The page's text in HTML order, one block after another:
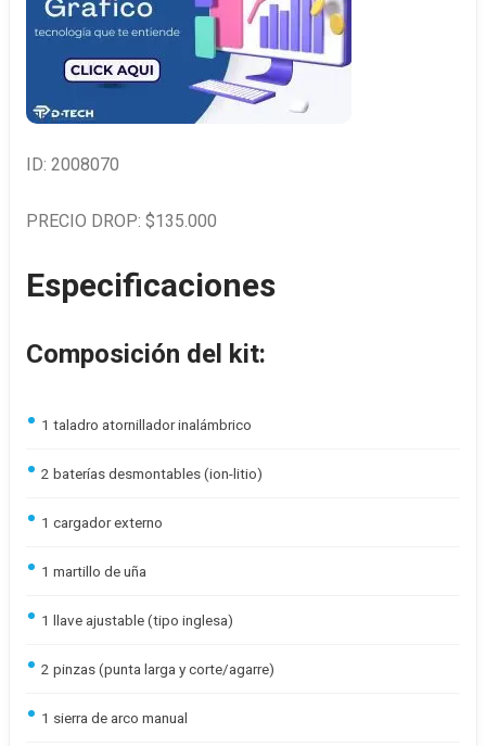
ID: 2008070
PRECIO DROP: $135.000
Especificaciones
Composición del kit:
1 taladro atornillador inalámbrico
2 baterías desmontables (ion-litio)
1 cargador externo
1 martillo de uña
1 llave ajustable (tipo inglesa)
2 pinzas (punta larga y corte/agarre)
1 sierra de arco manual